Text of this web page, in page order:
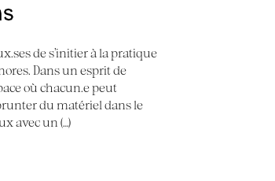
de s’initier à la pratique
Dans un esprit de
où chacun.e peut
du matériel dans le
avec un (…)